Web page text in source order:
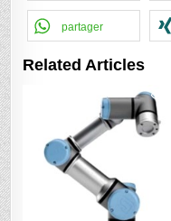
partager
Related Articles